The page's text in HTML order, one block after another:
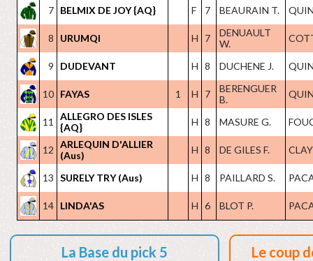
7 BELMIX DE JOY {AQ} F 7 BEAURAIN T.
8 URUMQI H 7
DENUAULT
W.
9 DUDEVANT H 8 DUCHENE J.
10 FAYAS 1 H 7
BERENGUER
B.
11
ALLEGRO DES ISLES
{AQ}
H 8 MASURE G.
12 ARLEQUIN D'ALLIER
(Aus)
H 8 DE GILES F.
13 SURELY TRY (Aus) H 8 PAILLARD S.
14 LINDA'AS H 6 BLOT P.
La Base du pick 5
Le coup